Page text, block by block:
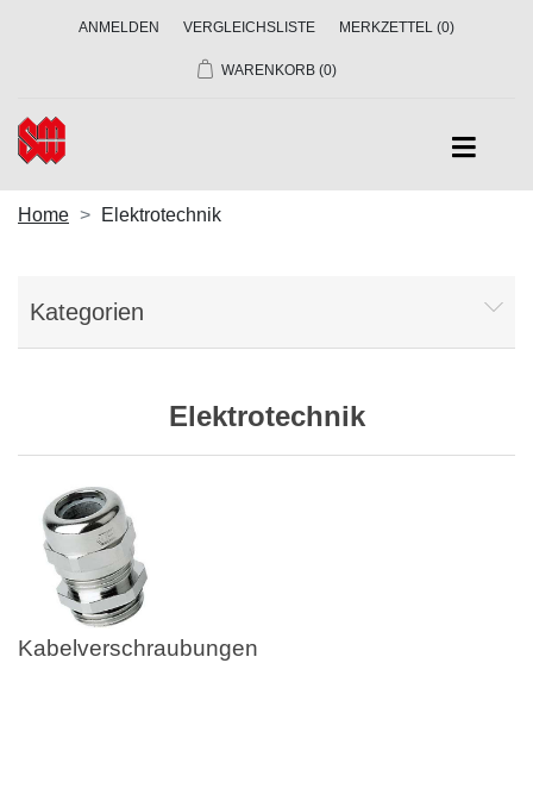
ANMELDEN VERGLEICHSLISTE MERKZETTEL (0)
WARENKORB (0)
Home Elektrotechnik
Kategorien
Elektrotechnik
Kabelverschraubungen